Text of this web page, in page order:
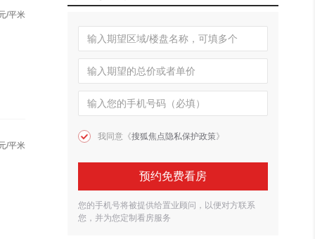
/平米
/平米
我同意《搜狐焦点隐私保护政策》
预约免费看房
您的手机号将被提供给置业顾问，以便对方联系
您，并为您定制看房服务